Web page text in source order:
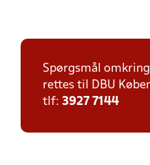
Spørgsmål
rettes til DBU
tlf: 3927 7144